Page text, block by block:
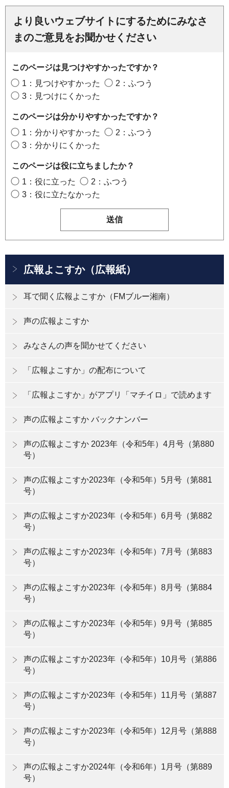
より良いウェブサイトにするためにみなさ
まのご意見をお聞かせください
このページは見つけやすかったですか？
1：見つけやすかった
2：ふつう
3：見つけにくかった
このページは分かりやすかったですか？
1：分かりやすかった
2：ふつう
3：分かりにくかった
このページは役に立ちましたか？
1：役に立った
2：ふつう
3：役に立たなかった
広報よこすか（広報紙）
耳で聞く広報よこすか（FMブルー湘南）
声の広報よこすか
みなさんの声を聞かせてください
「広報よこすか」の配布について
「広報よこすか」がアプリ「マチイロ」で読めます
声の広報よこすか バックナンバー
声の広報よこすか 2023年（令和5年）4月号（第880
号）
声の広報よこすか2023年（令和5年）5月号（第881
号）
声の広報よこすか2023年（令和5年）6月号（第882
号）
声の広報よこすか2023年（令和5年）7月号（第883
号）
声の広報よこすか2023年（令和5年）8月号（第884
号）
声の広報よこすか2023年（令和5年）9月号（第885
号）
声の広報よこすか2023年（令和5年）10月号（第886
号）
声の広報よこすか2023年（令和5年）11月号（第887
号）
声の広報よこすか2023年（令和5年）12月号（第888
号）
声の広報よこすか2024年（令和6年）1月号（第889
号）